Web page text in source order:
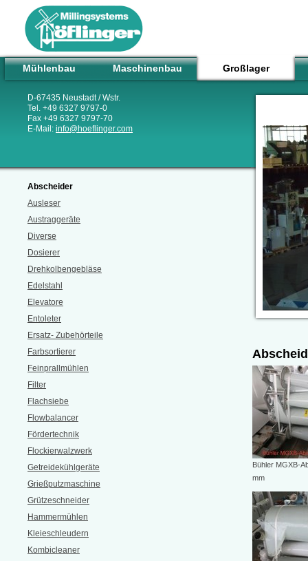
D-67435 Neustadt / Wstr.
Tel. +49 6327 9797-0
Fax +49 6327 9797-70
E-Mail: info@hoeflinger.com
Mühlenbau Maschinenbau Großlager
Abscheider
Ausleser
Austraggeräte
Diverse
Dosierer
Drehkolbengebläse
Edelstahl
Elevatore
Entoleter
Ersatz- Zubehörteile
Farbsortierer
Feinprallmühlen
Filter
Flachsiebe
Flowbalancer
Fördertechnik
Flockierwalzwerk
Getreidekühlgeräte
Grießputzmaschine
Grützeschneider
Hammermühlen
Kleieschleudern
Kombicleaner
Bühler MGXB-
mm